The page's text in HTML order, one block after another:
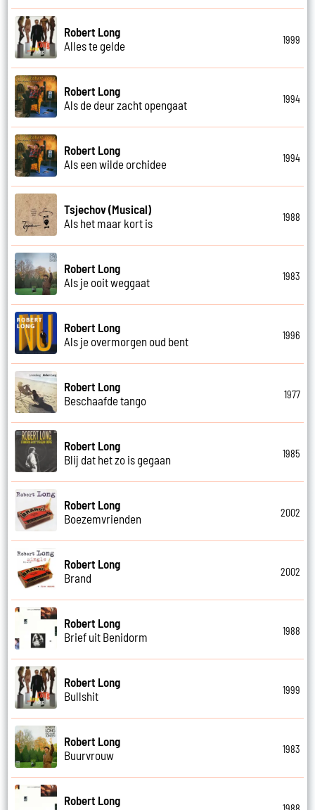
Robert Long
Alles te gelde
1999
Robert Long
Als de deur zacht opengaat
1994
Robert Long
Als een wilde orchidee
1994
Tsjechov (Musical)
Als het maar kort is
1988
Robert Long
Als je ooit weggaat
1983
Robert Long
Als je overmorgen oud bent
1996
Robert Long
Beschaafde tango
1977
Robert Long
Blij dat het zo is gegaan
1985
Robert Long
Boezemvrienden
2002
Robert Long
Brand
2002
Robert Long
Brief uit Benidorm
1988
Robert Long
Bullshit
1999
Robert Long
Buurvrouw
1983
Robert Long